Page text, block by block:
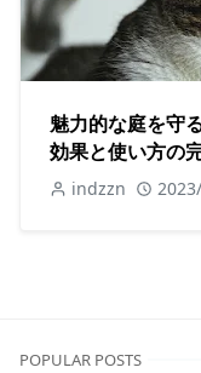
魅力的な庭を守
効果と使い方の
indzzn
POPULAR POSTS